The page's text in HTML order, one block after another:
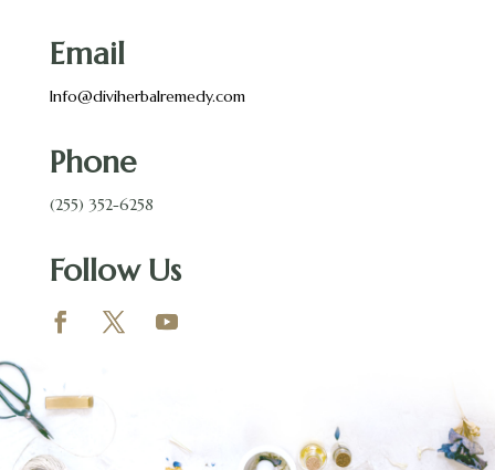
Email
Info@diviherbalremedy.com
Phone
(255) 352-6258
Follow Us